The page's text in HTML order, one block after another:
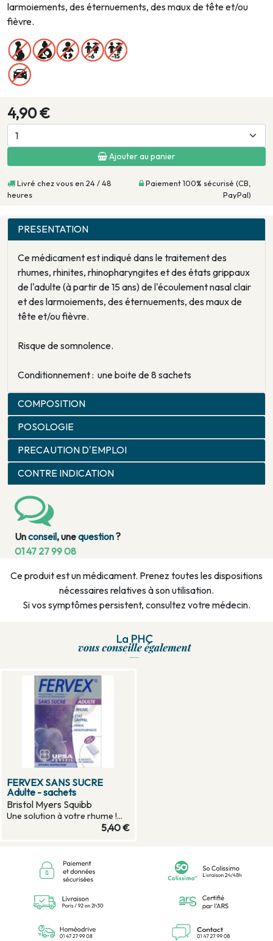
larmoiements, des éternuements, des maux de tête et/ou
fièvre.
4,90 €
Ajouter au panier
Livré chez vous en 24 / 48
heures
Paiement 100% sécurisé (CB,
PayPal)
PRESENTATION
Ce médicament est indiqué dans le traitement des
rhumes, rhinites, rhinopharyngites et des états grippaux
de l'adulte (à partir de 15 ans) de l'écoulement nasal clair
et des larmoiements, des éternuements, des maux de
tête et/ou fièvre.
Risque de somnolence.
Conditionnement : une boite de 8 sachets
COMPOSITION
POSOLOGIE
PRECAUTION D'EMPLOI
CONTRE INDICATION
Unconseil, unequestion?
01 47 27 99 08
Ce produit est un médicament. Prenez toutes les dispositions
nécessaires relatives à son utilisation.
Si vos symptômes persistent, consultez votre médecin.
FERVEX SANS SUCRE
Adulte - sachets
Bristol Myers Squibb
Une solution à votre rhume !...
5,40 €